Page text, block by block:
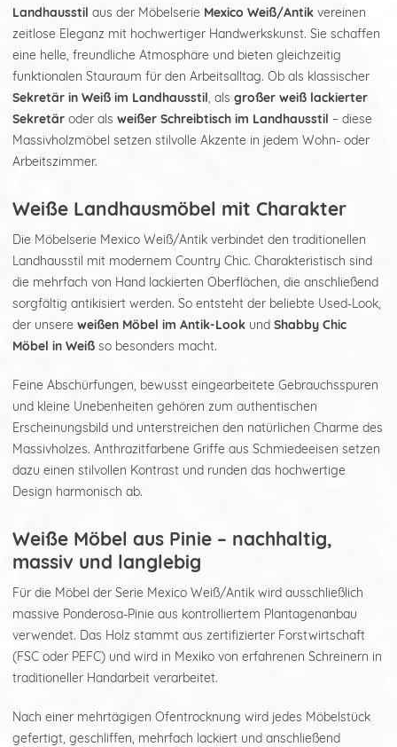
Landhausstil aus der Möbelserie Mexico Weiß/Antik vereinen
zeitlose Eleganz mit hochwertiger Handwerkskunst. Sie schaffen
eine helle, freundliche Atmosphäre und bieten gleichzeitig
funktionalen Stauraum für den Arbeitsalltag. Ob als klassischer
Sekretär in Weiß im Landhausstil, als großer weiß lackierter
Sekretär oder als weißer Schreibtisch im Landhausstil – diese
Massivholzmöbel setzen stilvolle Akzente in jedem Wohn- oder
Arbeitszimmer.
Weiße Landhausmöbel mit Charakter
Die Möbelserie Mexico Weiß/Antik verbindet den traditionellen
Landhausstil mit modernem Country Chic. Charakteristisch sind
die mehrfach von Hand lackierten Oberflächen, die anschließend
sorgfältig antikisiert werden. So entsteht der beliebte Used-Look,
der unsere weißen Möbel im Antik-Look und Shabby Chic
Möbel in Weiß so besonders macht.
Feine Abschürfungen, bewusst eingearbeitete Gebrauchsspuren
und kleine Unebenheiten gehören zum authentischen
Erscheinungsbild und unterstreichen den natürlichen Charme des
Massivholzes. Anthrazitfarbene Griffe aus Schmiedeeisen setzen
dazu einen stilvollen Kontrast und runden das hochwertige
Design harmonisch ab.
Weiße Möbel aus Pinie – nachhaltig,
massiv und langlebig
Für die Möbel der Serie Mexico Weiß/Antik wird ausschließlich
massive Ponderosa-Pinie aus kontrolliertem Plantagenanbau
verwendet. Das Holz stammt aus zertifizierter Forstwirtschaft
(FSC oder PEFC) und wird in Mexiko von erfahrenen Schreinern in
traditioneller Handarbeit verarbeitet.
Nach einer mehrtägigen Ofentrocknung wird jedes Möbelstück
gefertigt, geschliffen, mehrfach lackiert und anschließend